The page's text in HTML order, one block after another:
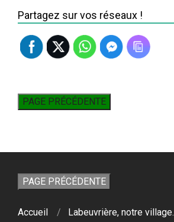
Partagez sur vos réseaux !
Accueil Labeuvrière, notre village.